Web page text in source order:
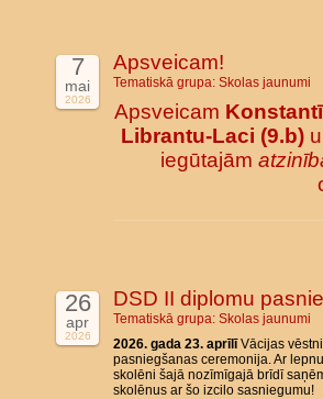
7
mai
2026
Apsveicam!
Tematiskā grupa: Skolas jaunumi
Apsveicam
Librantu-Laci (9.b)
iegūtajām
26
apr
2026
DSD II diplomu
Tematiskā grupa: Skolas jaunumi
2026. gada 23. aprīlīVācijas
pasniegšanas ceremonija. Ar
skolēni šajā nozīmīgajā brīdī
skolēnus ar šo izcilo sasniegumu!